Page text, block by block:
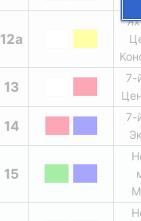
12а
13
7-
14
7-
15